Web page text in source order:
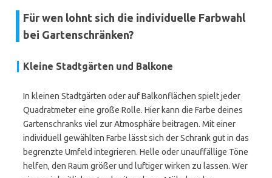
Für wen lohnt sich die individuelle Farbwahl
bei Gartenschränken?
Kleine Stadtgärten und Balkone
In kleinen Stadtgärten oder auf Balkonflächen spielt jeder
Quadratmeter eine große Rolle. Hier kann die Farbe deines
Gartenschranks viel zur Atmosphäre beitragen. Mit einer
individuell gewählten Farbe lässt sich der Schrank gut in das
begrenzte Umfeld integrieren. Helle oder unauffällige Töne
helfen, den Raum größer und luftiger wirken zu lassen. Wer